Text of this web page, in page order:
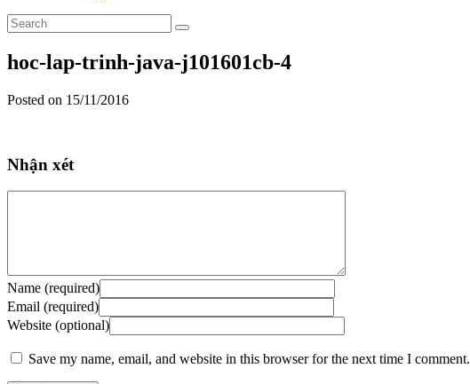
hoc-lap-trinh-java-j101601cb-4
Posted on 15/11/2016
Nhận xét
Name (required)
Email (required)
Website (optional)
Save my name, email, and website in this browser for the next time I comment.